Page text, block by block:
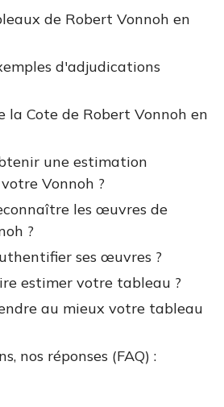
de Robert Vonnoh en
d'adjudications
la Cote de Robert Vonnoh en
une estimation
Vonnoh ?
les œuvres de
?
ses œuvres ?
estimer votre tableau ?
au mieux votre tableau
nos réponses (FAQ) :